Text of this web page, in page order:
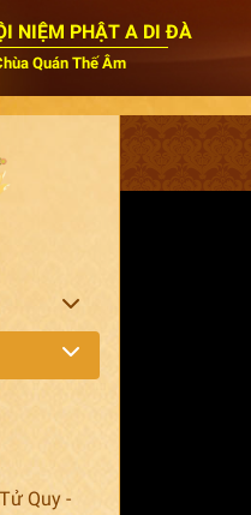
NIỆM PHẬT A DI ĐÀ
Quán Thế Âm
Quy -